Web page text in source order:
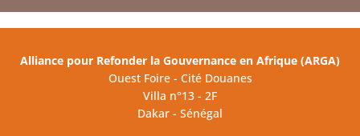
Alliance pour Refonder la Gouvernance en Afrique (ARGA)
Ouest Foire - Cité Douanes
Villa n°13 - 2F
Dakar - Sénégal